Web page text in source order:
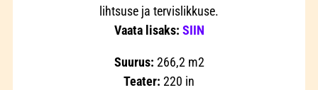
lihtsuse ja tervislikkuse.
Vaata lisaks: SIIN
Suurus: 266,2 m2
Teater: 220 in